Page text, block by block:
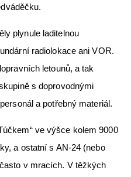
plynule laditelnou
radiolokace ani VOR.
letounů, a tak
s doprovodnými
a potřebný materiál.
ve výšce kolem 9000
a ostatní s AN-24 (nebo
v mracích. V těžkých